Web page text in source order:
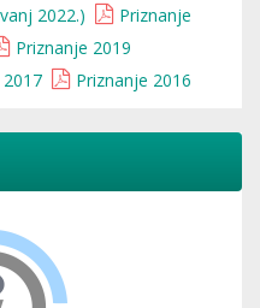
2022.)
Priznanje
Priznanje 2019
Priznanje 2016